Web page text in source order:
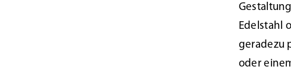
Edelstahl
geradezu
oder